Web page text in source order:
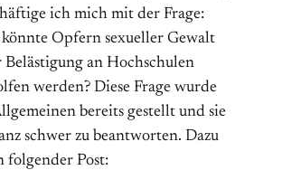
ich mich mit der Frage:
Opfern sexueller Gewalt
Belästigung an Hochschulen
werden? Diese Frage wurde
bereits gestellt und sie
schwer zu beantworten. Dazu
folgender Post: